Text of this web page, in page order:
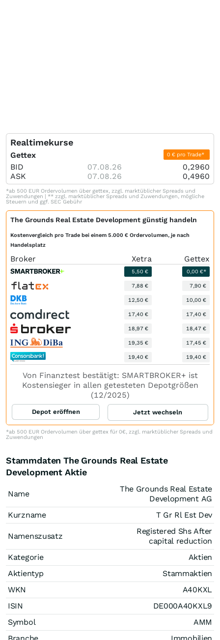
Realtimekurse
Gettex 0 € pro Trade*
BID 07.08.26
0,2960
ASK
07.08.26 0,4960
*ab 500 EUR Ordervolumen über gettex, zzgl. marktüblicher Spreads und
Zuwendungen | ** zzgl. marktüblicher Spreads und Zuwendungen, mögliche
Steuern und ggf. SEC Gebühr
The Grounds Real Estate Development günstig handeln
Kostenvergleich pro Trade bei einem 5.000 € Ordervolumen, je nach
Handelsplatz
Broker Xetra Gettex
5,50 € 0,00 €*
7,88 € 7,90 €
12,50 € 10,00 €
17,40 € 17,40 €
18,97 € 18,47 €
19,35 € 17,45 €
19,40 € 19,40 €
Von Finanztest bestätigt: SMARTBROKER+ ist
Kostensieger in allen getesteten Depotgrößen
(12/2025)
Depot eröffnen Jetzt wechseln
*ab 500 EUR Ordervolumen über gettex für 0€, zzgl. marktüblicher Spreads und
Zuwendungen
Stammdaten The Grounds Real Estate
Development Aktie
Name
The Grounds Real Estate
Development AG
Kurzname
T Gr Rl Est Dev
Namenszusatz
Registered Shs After
capital reduction
Kategorie
Aktien
Aktientyp
Stammaktien
WKN
A40KXL
ISIN
DE000A40KXL9
Symbol
AMM
Branche
Immobilien